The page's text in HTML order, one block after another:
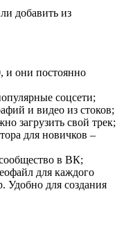
добавить из
и они постоянно
соцсети;
и видео из стоков;
загрузить свой трек;
для новичков –
в ВК;
для каждого
Удобно для создания